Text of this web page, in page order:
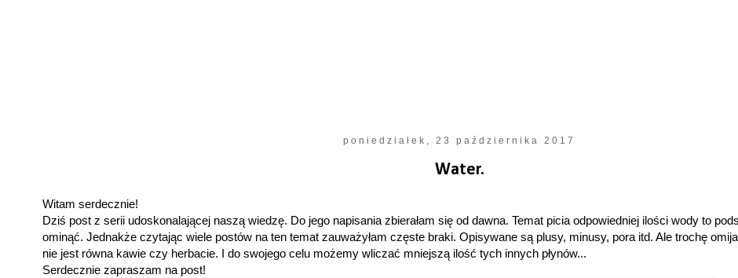
poniedziałek, 23 października 2017
Water.
Witam serdecznie!
Dziś post z serii udoskonalającej naszą wiedzę. Do jego napisania zbierałam się od dawna. Temat picia odpowiedniej ilości wody to
ominąć. Jednakże czytając wiele postów na ten temat zauważyłam częste braki. Opisywane są plusy, minusy, pora itd. Ale trochę
nie jest równa kawie czy herbacie. I do swojego celu możemy wliczać mniejszą ilość tych innych płynów...
Serdecznie zapraszam na post!